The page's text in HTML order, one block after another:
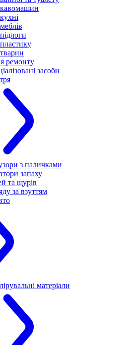
ремонту
засоби
з паличками
запаху
та щурів
за взуттям
матеріали